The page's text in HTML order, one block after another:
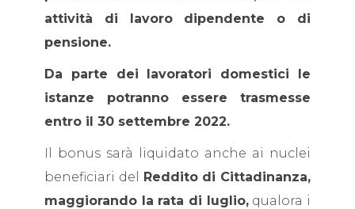
attività di lavoro dipendente o di
pensione.
Da parte dei lavoratori domestici le
istanze potranno essere trasmesse
entro il 30 settembre 2022.
Il bonus sarà liquidato anche ai nuclei
beneficiari del Reddito di Cittadinanza,
maggiorando la rata di luglio,qualora i